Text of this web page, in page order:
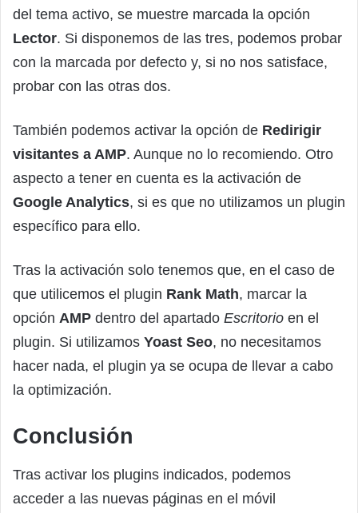
del tema activo, se muestre marcada la opción
Lector. Si disponemos de las tres, podemos probar
con la marcada por defecto y, si no nos satisface,
probar con las otras dos.
También podemos activar la opción de Redirigir
visitantes a AMP. Aunque no lo recomiendo. Otro
aspecto a tener en cuenta es la activación de
Google Analytics, si es que no utilizamos un plugin
específico para ello.
Tras la activación solo tenemos que, en el caso de
que utilicemos el plugin Rank Math, marcar la
opción AMP dentro del apartado Escritorio en el
plugin. Si utilizamos Yoast Seo, no necesitamos
hacer nada, el plugin ya se ocupa de llevar a cabo
la optimización.
Conclusión
Tras activar los plugins indicados, podemos
acceder a las nuevas páginas en el móvil